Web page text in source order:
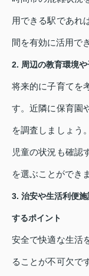
用できる駅であれ
間を有効に活用で
2. 周辺の教育環境
将来的に子育てを
す。近隣に保育園
を調査しましょう
児童の状況も確認
を選ぶことができ
3. 治安や生活利便
するポイント
安全で快適な生活
ることが不可欠で